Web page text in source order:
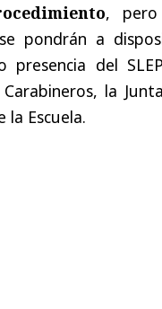
, pero
pondrán a
del
la
Escuela.